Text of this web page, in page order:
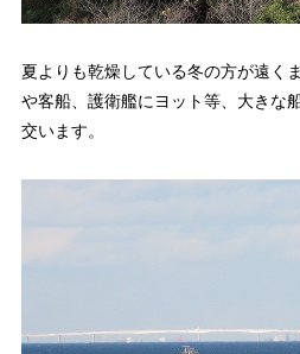
夏よりも乾燥している冬の方が遠く
や客船、護衛艦にヨット等、大きな
交います。